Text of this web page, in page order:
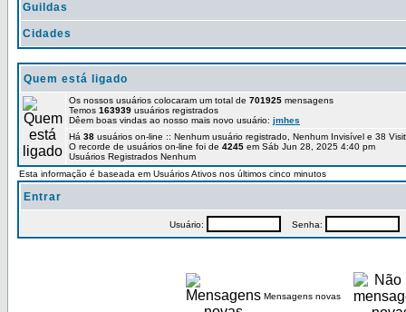
Guildas
Cidades
Quem está ligado
Os nossos usuários colocaram um total de 701925 mensagens
Temos 163939 usuários registrados
Dêem boas vindas ao nosso mais novo usuário: jmhes
Há 38 usuários on-line :: Nenhum usuário registrado, Nenhum Invisível e 38
O recorde de usuários on-line foi de 4245 em Sáb Jun 28, 2025 4:40 pm
Usuários Registrados Nenhum
Esta informação é baseada em Usuários Ativos nos últimos cinco minutos
Entrar
Usuário: Senha:
Mensagens novas